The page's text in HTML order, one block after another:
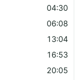
04:30
06:08
13:04
16:53
20:05